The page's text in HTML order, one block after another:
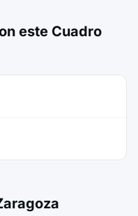
este Cuadro